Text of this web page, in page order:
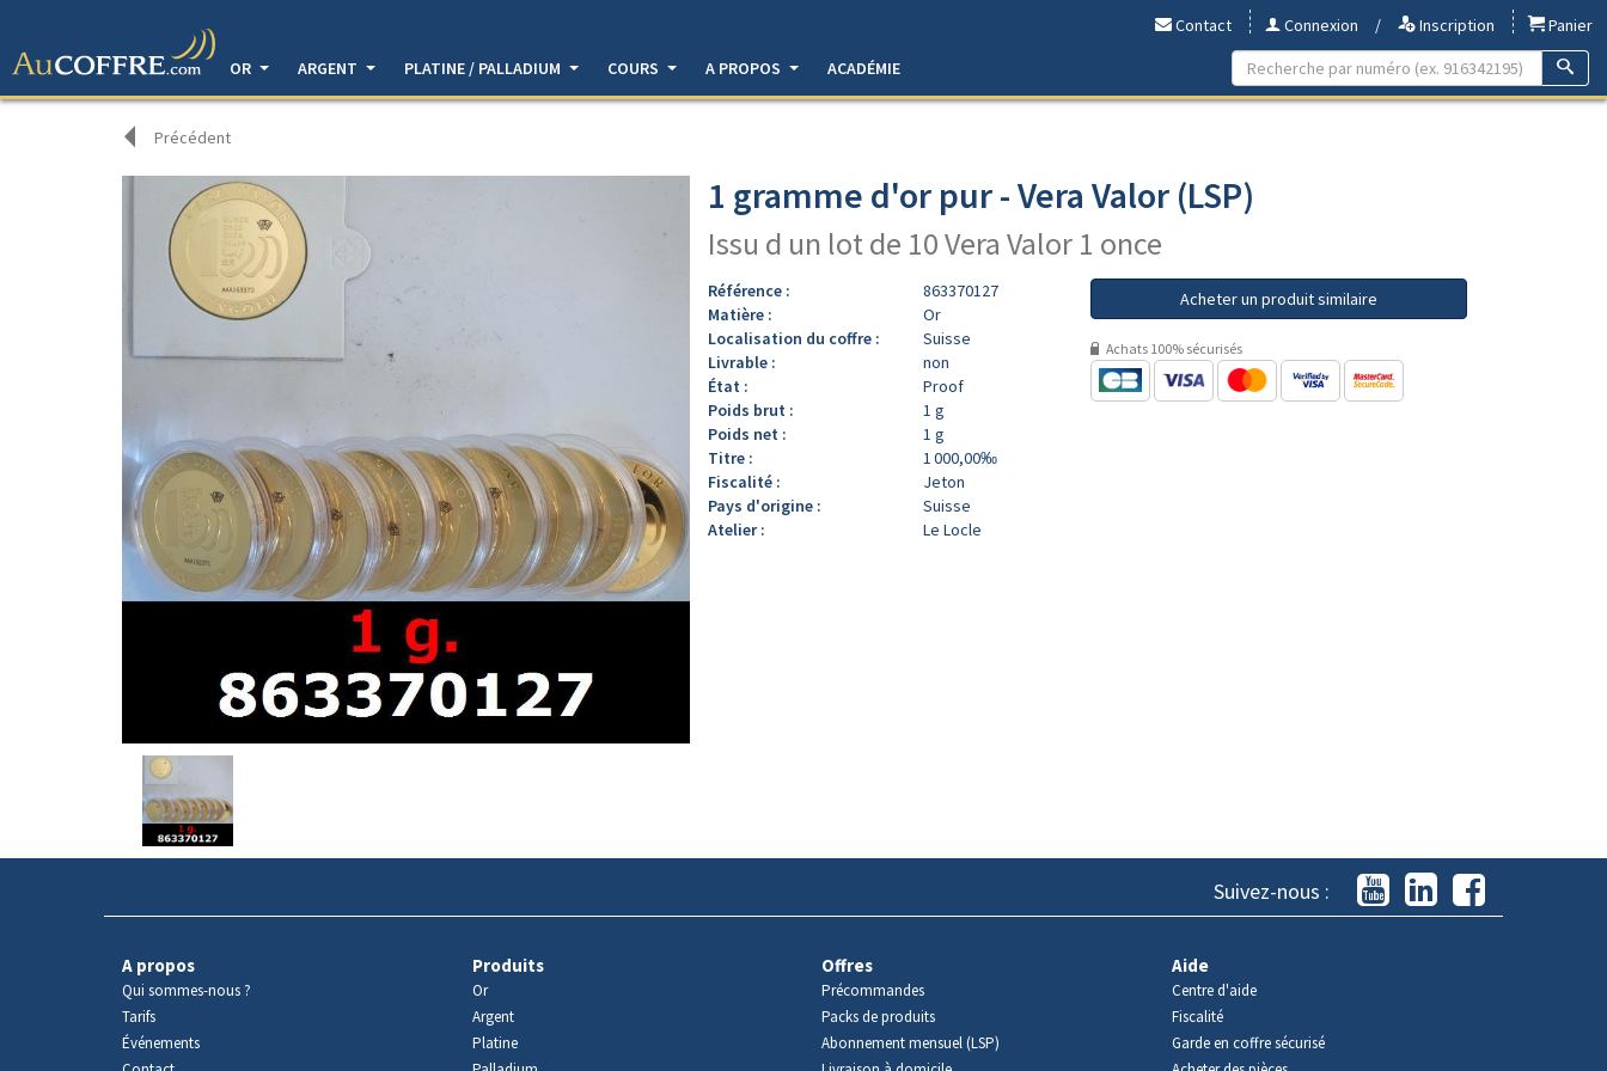
Contact Connexion / Inscription
Panier
OR
ARGENT PLATINE / PALLADIUM COURS A PROPOS ACADÉMIE
Précédent
Avers
produit
1 gramme d'or pur - Vera Valor (LSP)
Issu d un lot de 10 Vera Valor 1 once
Référence :
863370127
Matière :
Or
Localisation du coffre :
Suisse
Livrable :
non
État :
Proof
Poids brut :
1 g
Poids net :
1 g
Titre :
1 000,00‰
Fiscalité :
Jeton
Pays d'origine :
Suisse
Atelier :
Le Locle
Acheter un produit similaire
Achats 100% sécurisés
Suivez-nous :
A propos
Qui sommes-nous ?
Tarifs
Événements
Produits
Or
Argent
Platine
Offres
Précommandes
Packs de produits
Abonnement mensuel (LSP)
Aide
Centre d'aide
Fiscalité
Garde en coffre sécurisé